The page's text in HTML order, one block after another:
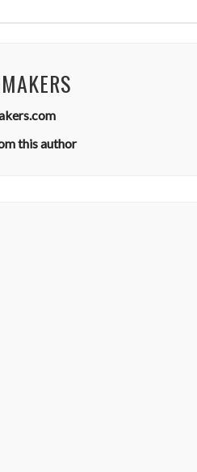
this author